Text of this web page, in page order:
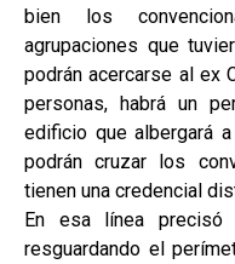
bien los
agrupaciones que
podrán acercarse al ex
personas, habrá un
edificio que albergará
podrán cruzar los
tienen una credencial
En esa línea
resguardando el